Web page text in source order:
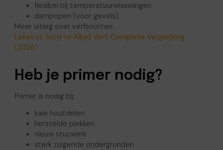
flexibel bij temperatuurwisselingen
dampopen (voor gevels)
Meer uitleg over verfsoorten:
Latex vs Acryl vs Alkyd Verf: Complete Vergelijking
(2026)
Heb je primer nodig?
Primer is nodig bij:
kale houtdelen
herstelde plekken
nieuw stucwerk
sterk zuigende ondergronden